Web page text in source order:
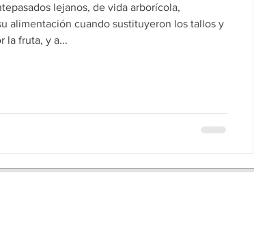
lejanos, de vida arborícola,
alimentación cuando sustituyeron los tallos y
la fruta, y a...